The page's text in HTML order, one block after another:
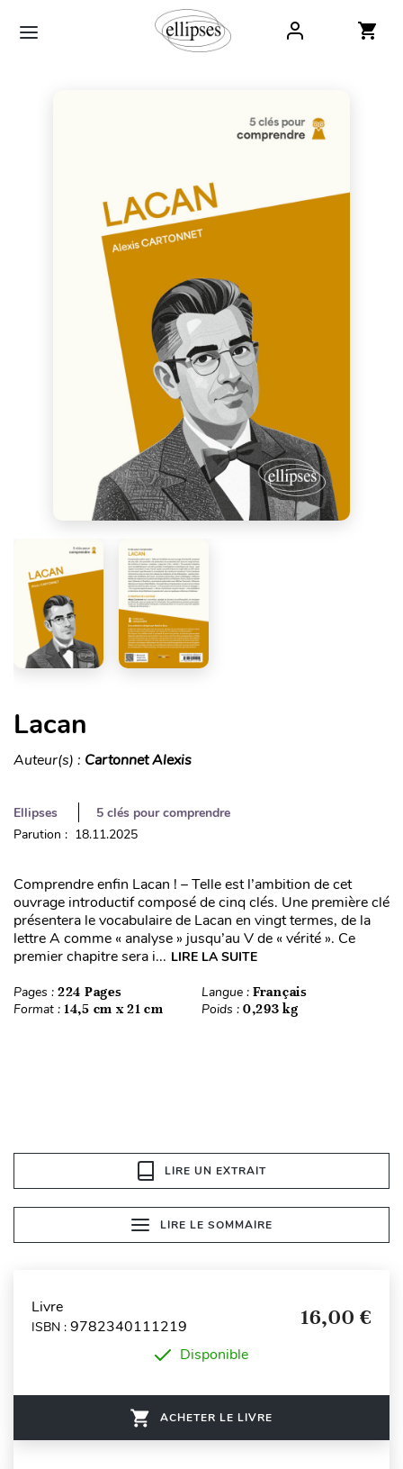
Lacan
Auteur(s) : Cartonnet Alexis
Ellipses
5 clés pour comprendre
Parution : 18.11.2025
Comprendre enfin Lacan ! – Telle est l’ambition de cet
ouvrage introductif composé de cinq clés. Une première clé
présentera le vocabulaire de Lacan en vingt termes, de la
lettre A comme « analyse » jusqu’au V de « vérité ». Ce
premier chapitre sera i... LIRE LA SUITE
Pages : 224 Pages Langue : Français
Format : 14,5 cm x 21 cm Poids : 0,293 kg
LIRE UN EXTRAIT
LIRE LE SOMMAIRE
Livre
ISBN : 9782340111219 16,00 €
Disponible
ACHETER LE LIVRE